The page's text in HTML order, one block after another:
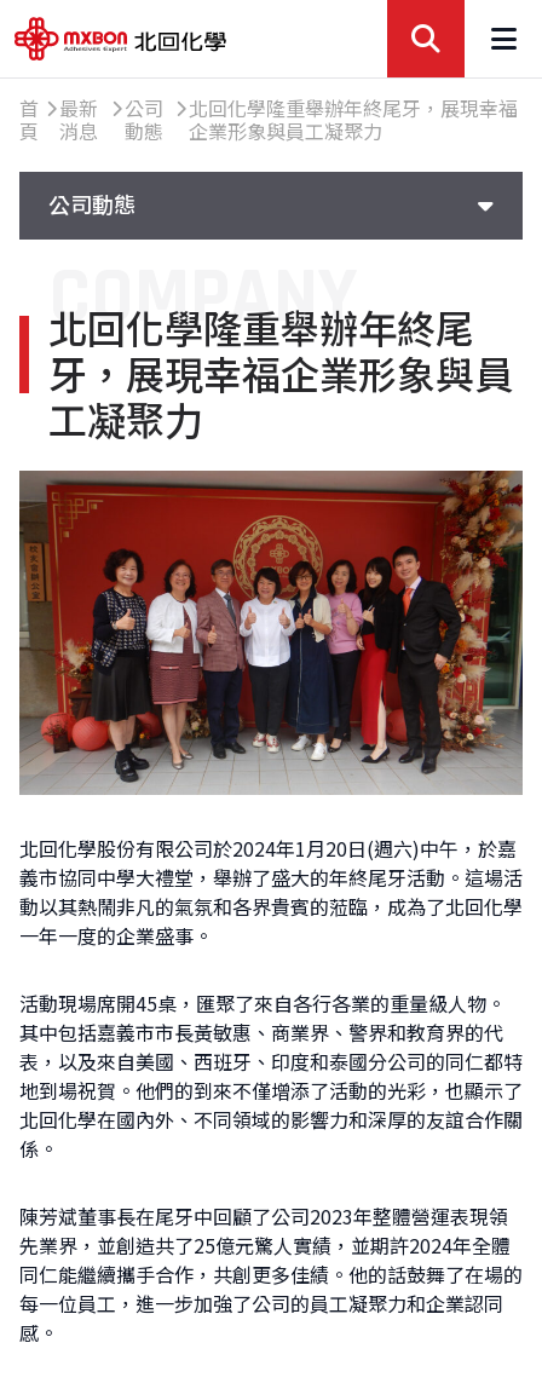
首
頁
最新
消息
公司
動態
北回化學隆重舉辦年終尾牙，展現幸福
企業形象與員工凝聚力
公司動態
參展活動
精選文章
知識交流
北回化學隆重舉辦年終尾
牙，展現幸福企業形象與員
工凝聚力
COMPANY
北回化學股份有限公司於2024年1月20日(週六)中午，於嘉
義市協同中學大禮堂，舉辦了盛大的年終尾牙活動。這場活
動以其熱鬧非凡的氣氛和各界貴賓的蒞臨，成為了北回化學
一年一度的企業盛事。
活動現場席開45桌，匯聚了來自各行各業的重量級人物。
其中包括嘉義市市長黃敏惠、商業界、警界和教育界的代
表，以及來自美國、西班牙、印度和泰國分公司的同仁都特
地到場祝賀。他們的到來不僅增添了活動的光彩，也顯示了
北回化學在國內外、不同領域的影響力和深厚的友誼合作關
係。
陳芳斌董事長在尾牙中回顧了公司2023年整體營運表現領
先業界，並創造共了25億元驚人實績，並期許2024年全體
同仁能繼續攜手合作，共創更多佳績。他的話鼓舞了在場的
每一位員工，進一步加強了公司的員工凝聚力和企業認同
感。